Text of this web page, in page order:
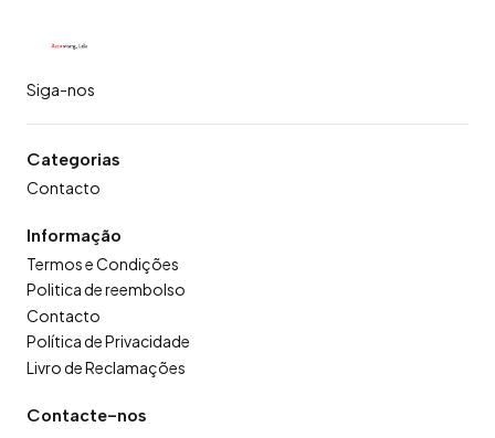
Siga-nos
Categorias
Contacto
Informação
Termos e Condições
Politica de reembolso
Contacto
Política de Privacidade
Livro de Reclamações
Contacte-nos